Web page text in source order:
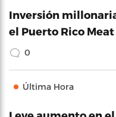
Inversión
el Puerto Rico
0
Última Hora